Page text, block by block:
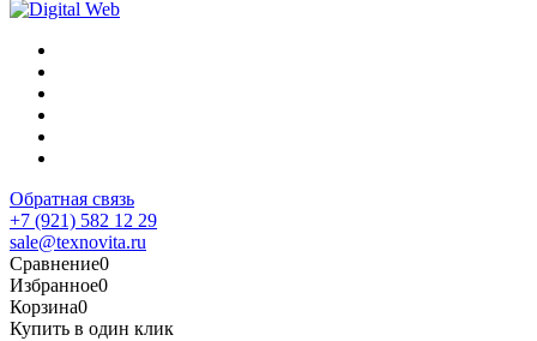
Обратная связь
+7 (921) 582 12 29
sale@texnovita.ru
Сравнение0
Избранное0
Корзина0
Купить в один клик